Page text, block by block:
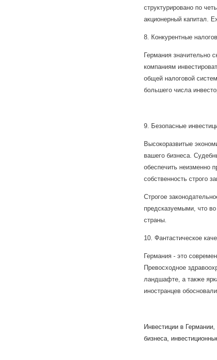
структурировано по
акционерный капитал.
8. Конкурентные
Германия значительно
компаниям
общей налоговой
большего числа
9. Безопасные
Высокоразвитые
вашего бизнеса.
обеспечить неизменно
собственность строго
Строгое
предсказуемыми, что
страны.
10. Фантастическое
Германия - это
Превосходное
ландшафте, а также
иностранцев
Инвестиции в
бизнеса,